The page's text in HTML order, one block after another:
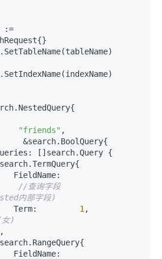
"friends" ,
//查询字段
内部字段)
                    Term:
1
)